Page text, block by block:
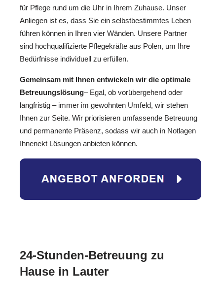
für Pflege rund um die Uhr in Ihrem Zuhause. Unser
Anliegen ist es, dass Sie ein selbstbestimmtes Leben
führen können in Ihren vier Wänden. Unsere Partner
sind hochqualifizierte Pflegekräfte aus Polen, um Ihre
Bedürfnisse individuell zu erfüllen.
Gemeinsam mit Ihnen entwickeln wir die optimale
Betreuungslösung– Egal, ob vorübergehend oder
langfristig – immer im gewohnten Umfeld, wir stehen
Ihnen zur Seite. Wir priorisieren umfassende Betreuung
und permanente Präsenz, sodass wir auch in Notlagen
Ihnenekt Lösungen anbieten können.
24-Stunden-Betreuung zu
Hause in Lauter